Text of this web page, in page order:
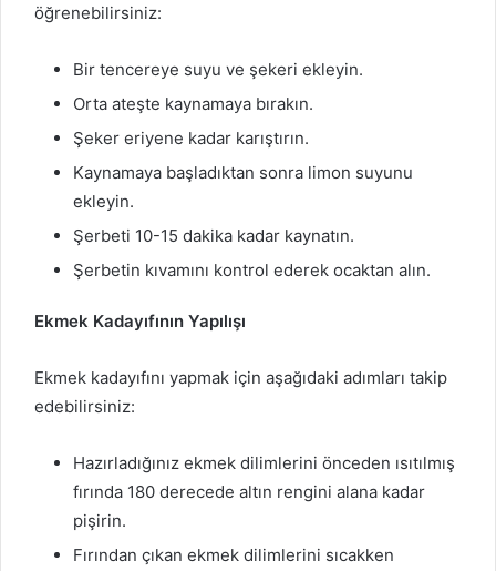
öğrenebilirsiniz:
Bir tencereye suyu ve şekeri ekleyin.
Orta ateşte kaynamaya bırakın.
Şeker eriyene kadar karıştırın.
Kaynamaya başladıktan sonra limon suyunu
ekleyin.
Şerbeti 10-15 dakika kadar kaynatın.
Şerbetin kıvamını kontrol ederek ocaktan alın.
Ekmek Kadayıfının Yapılışı
Ekmek kadayıfını yapmak için aşağıdaki adımları takip
edebilirsiniz:
Hazırladığınız ekmek dilimlerini önceden ısıtılmış
fırında 180 derecede altın rengini alana kadar
pişirin.
Fırından çıkan ekmek dilimlerini sıcakken